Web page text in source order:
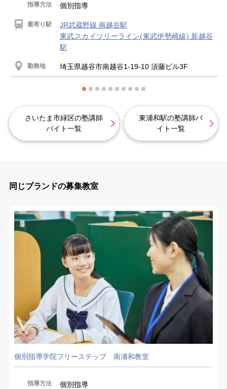
指導方法 個別指導
最寄り駅
JR武蔵野線 南越谷駅
東武スカイツリーライン(東武伊勢崎線) 新越谷
駅
勤務地 埼玉県越谷市南越谷1-19-10 須藤ビル3F
さいたま市緑区の塾講師
バイト一覧
東浦和駅の塾講師バ
イト一覧
同じブランドの募集教室
個別指導学院フリーステップ 南浦和教室
指導方法 個別指導